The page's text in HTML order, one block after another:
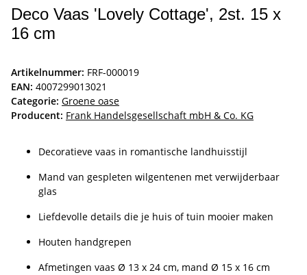
Deco Vaas 'Lovely Cottage', 2st. 15 x
16 cm
Artikelnummer: FRF-000019
EAN: 4007299013021
Categorie: Groene oase
Producent: Frank Handelsgesellschaft mbH & Co. KG
Decoratieve vaas in romantische landhuisstijl
Mand van gespleten wilgentenen met verwijderbaar
glas
Liefdevolle details die je huis of tuin mooier maken
Houten handgrepen
Afmetingen vaas Ø 13 x 24 cm, mand Ø 15 x 16 cm